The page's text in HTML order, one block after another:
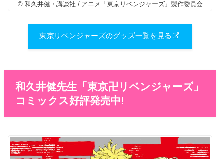
© 和久井健・講談社 / アニメ「東京リベンジャーズ」製作委員会
東京リベンジャーズのグッズ一覧を見る
和久井健先生「東京卍リベンジャーズ」
コミックス好評発売中!